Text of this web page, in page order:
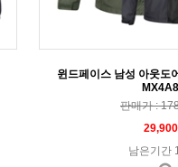
윈드페이스 남성 아웃도
판매가 :
남은기간